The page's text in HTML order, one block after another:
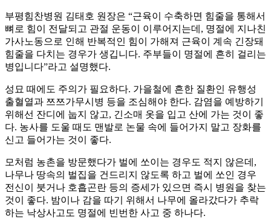
부평힘찬병원 김태호 원장은 “근육이 수축하면 힘줄을 통해서
뼈로 힘이 전달되고 관절 운동이 이루어지는데, 명절에 지나친
가사노동으로 인해 반복적인 힘이 가해져 근육이 계속 긴장돼
힘줄을 다치는 경우가 생깁니다. 주부들이 명절에 흔히 걸리는
병입니다”라고 설명했다.
성묘 때에도 주의가 필요하다. 가을철에 흔한 질환인 유행성
출혈열과 쯔쯔가무시병 등을 조심해야 한다. 감염을 예방하기
위해선 잔디에 눕지 않고, 긴소매 옷을 입고 산에 가는 것이 좋
다. 농사를 도울 때도 맨발로 논물 속에 들어가지 말고 장화를
신고 들어가는 것이 좋다.
모처럼 농촌을 방문했다가 벌에 쏘이는 경우도 적지 않은데,
나무나 땅속의 벌집을 건드리지 않도록 하고 벌에 쏘인 경우
전신이 붓거나 호흡곤란 등의 증세가 있으면 즉시 병원을 찾는
것이 좋다. 밤이나 감을 따기 위해서 나무에 올라갔다가 추락
하는 낙상사고도 명절에 빈번한 사고 중 하나다.